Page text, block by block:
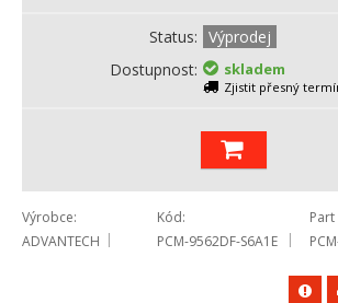
Status
Výprodej
Dostupnost
skladem
Zjistit přesný
Výrobce
ADVANTECH
Kód
PCM-9562DF-S6A1E
Part